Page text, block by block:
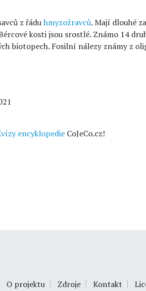
z řáduhmyzožravců. Mají dlouhé
kosti jsou srostlé. Známo 14
biotopech. Fosilní nálezy známy z
encyklopedie CoJeCo.cz!
O projektu Zdroje Kontakt